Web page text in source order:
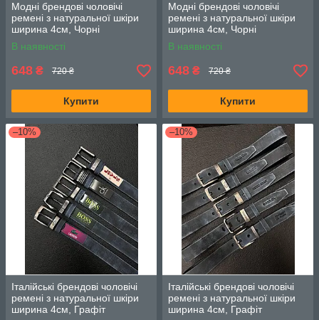
Модні брендові чоловічі
ремені з натуральної шкіри
ширина 4см, Чорні
В наявності
648 ₴ 720 ₴
Купити
Модні брендові чоловічі
ремені з натуральної шкіри
ширина 4см, Чорні
В наявності
648 ₴ 720 ₴
Купити
–10%
Італійські брендові чоловічі
ремені з натуральної шкіри
ширина 4см, Графіт
–10%
Італійські брендові чоловічі
ремені з натуральної шкіри
ширина 4см, Графіт